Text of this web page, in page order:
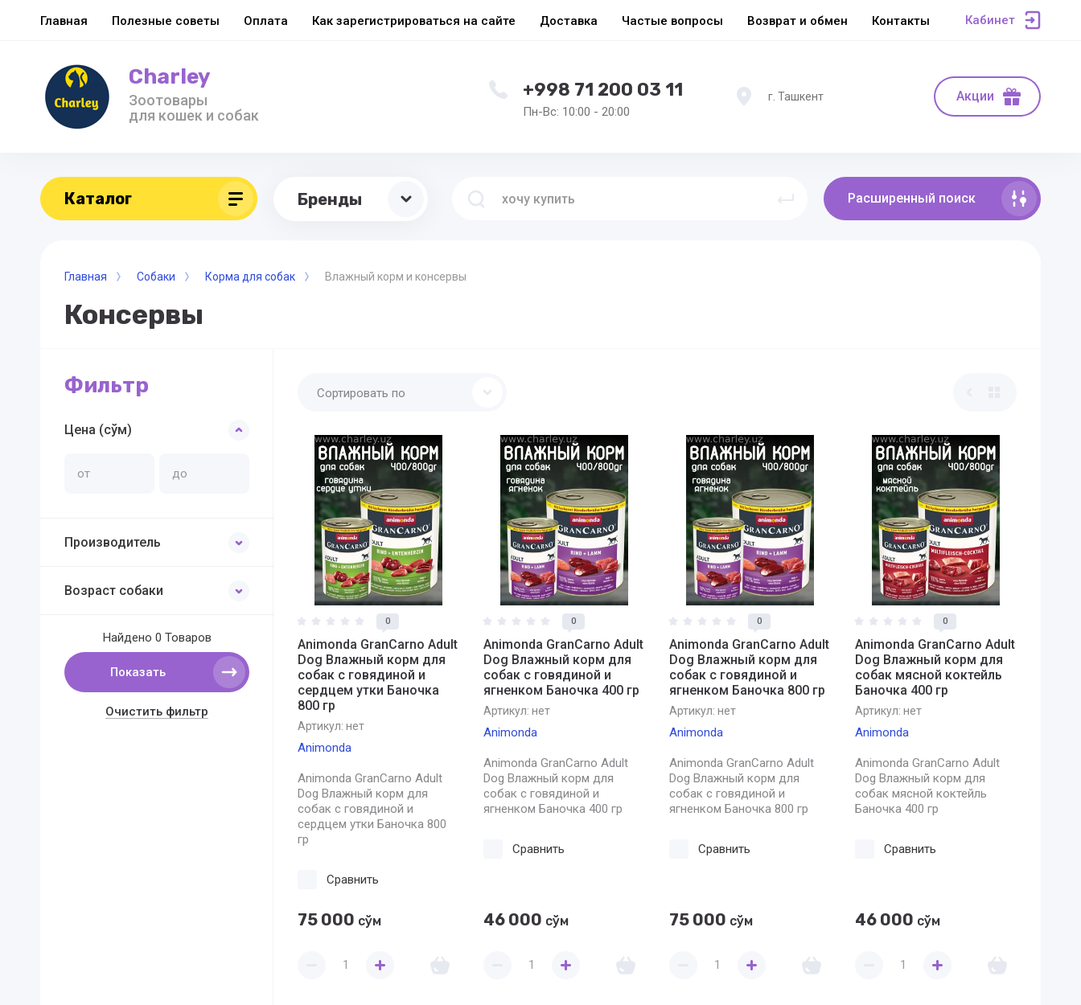
Главная Полезные советы Оплата Как зарегистрироваться на сайте Доставка Частые вопросы Возврат и обмен Контакты Кабинет
Charley
Зоотовары
для кошек и собак
+998 71 200 03 11
Пн-Вс: 10:00 - 20:00
г. Ташкент Акции
Каталог Бренды Расширенный поиск
Главная Собаки Корма для собак Влажный корм и консервы
Консервы
Фильтр
Цена (сўм)
Производитель
Возраст собаки
Найдено 0 Товаров
Показать
Очистить фильтр
Сортировать по
0
Animonda GranCarno Adult
Dog Влажный корм для
собак c говядиной и
сердцем утки Баночка
800 гр
Артикул: нет
Animonda
Animonda GranCarno Adult
Dog Влажный корм для
собак c говядиной и
сердцем утки Баночка 800
гр
Сравнить
75 000 сўм
0
Animonda GranCarno Adult
Dog Влажный корм для
собак c говядиной и
ягненком Баночка 400 гр
Артикул: нет
Animonda
Animonda GranCarno Adult
Dog Влажный корм для
собак c говядиной и
ягненком Баночка 400 гр
Сравнить
46 000 сўм
0
Animonda GranCarno Adult
Dog Влажный корм для
собак c говядиной и
ягненком Баночка 800 гр
Артикул: нет
Animonda
Animonda GranCarno Adult
Dog Влажный корм для
собак c говядиной и
ягненком Баночка 800 гр
Сравнить
75 000 сўм
0
Animonda GranCarno Adult
Dog Влажный корм для
собак мясной коктейль
Баночка 400 гр
Артикул: нет
Animonda
Animonda GranCarno Adult
Dog Влажный корм для
собак мясной коктейль
Баночка 400 гр
Сравнить
46 000 сўм